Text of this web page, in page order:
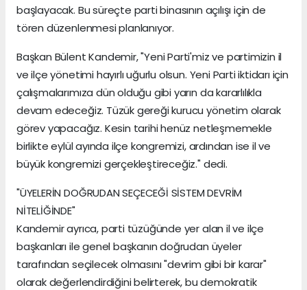
başlayacak. Bu süreçte parti binasının açılışı için de
tören düzenlenmesi planlanıyor.
Başkan Bülent Kandemir, "Yeni Parti'miz ve partimizin il
ve ilçe yönetimi hayırlı uğurlu olsun. Yeni Parti iktidarı için
çalışmalarımıza dün olduğu gibi yarın da kararlılıkla
devam edeceğiz. Tüzük gereği kurucu yönetim olarak
görev yapacağız. Kesin tarihi henüz netleşmemekle
birlikte eylül ayında ilçe kongremizi, ardından ise il ve
büyük kongremizi gerçekleştireceğiz." dedi.
"ÜYELERİN DOĞRUDAN SEÇECEĞİ SİSTEM DEVRİM
NİTELİĞİNDE"
Kandemir ayrıca, parti tüzüğünde yer alan il ve ilçe
başkanları ile genel başkanın doğrudan üyeler
tarafından seçilecek olmasını "devrim gibi bir karar"
olarak değerlendirdiğini belirterek, bu demokratik